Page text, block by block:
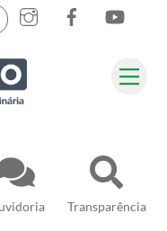
Transparência